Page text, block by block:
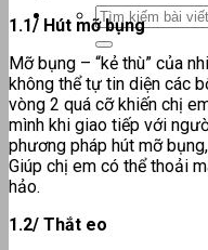
1.1/ Hút mỡ bụng
Mỡ bụng – “kẻ thù” của
không thể tự tin diện các
vòng 2 quá cỡ khiến chị
mình khi giao tiếp với
phương pháp hút mỡ
Giúp chị em có thể thoải
hảo.
1.2/ Thắt eo